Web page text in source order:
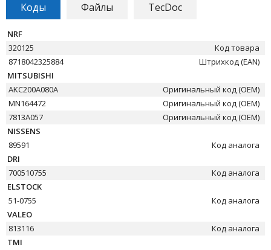
Коды Файлы TecDoc
NRF
320125
Код товара
8718042325884
Штрихкод (EAN)
MITSUBISHI
AKC200A080A
Оригинальный код (OEM)
MN164472
Оригинальный код (OEM)
7813A057
Оригинальный код (OEM)
NISSENS
89591
Код аналога
DRI
700510755
Код аналога
ELSTOCK
51-0755
Код аналога
VALEO
813116
Код аналога
TMI